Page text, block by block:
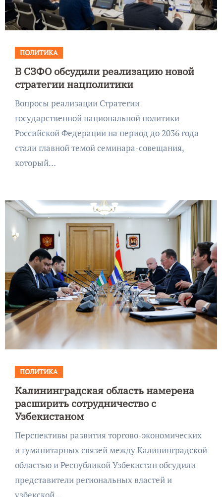
ПОЛИТИКА
В СЗФО обсудили реализацию новой
стратегии нацполитики
Вопросы реализации Стратегии
государственной национальной политики
Российской Федерации на период до 2036 года
стали главной темой семинара-совещания,
который…
ПОЛИТИКА
Калининградская область намерена
расширить сотрудничество с
Узбекистаном
Перспективы развития торгово-экономических
и гуманитарных связей между Калининградской
областью и Республикой Узбекистан обсудили
представители региональных властей и
узбекской…